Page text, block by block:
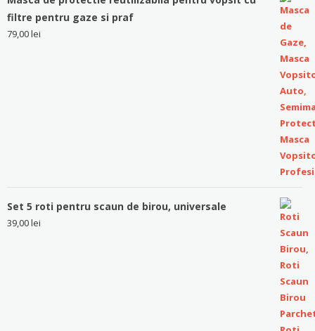
filtre pentru gaze si praf
79,00lei
Set 5 roti pentru scaun de birou, universale
39,00lei